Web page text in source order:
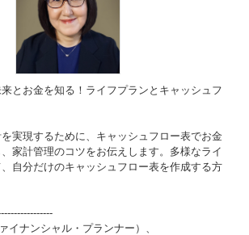
とお金を知る！ライフプランとキャッシュフ
実現するために、キャッシュフロー表でお金
家計管理のコツをお伝えします。多様なライ
自分だけのキャッシュフロー表を作成する方
ナンシャル・プランナー）、